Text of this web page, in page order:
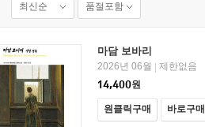
최신순 품절포함
마담 보바리
2026년 06월 | 제한없음
14,400원
원클릭구매 바로구매